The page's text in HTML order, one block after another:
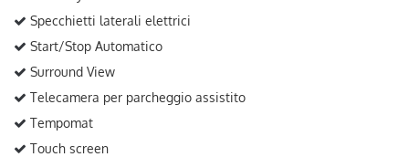
Specchietti laterali elettrici
Start/Stop Automatico
Surround View
Telecamera per parcheggio assistito
Tempomat
Touch screen